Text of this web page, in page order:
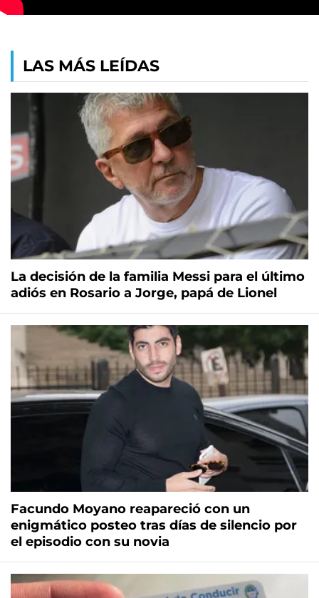
LAS MÁS LEÍDAS
La decisión de la familia Messi para el último
adiós en Rosario a Jorge, papá de Lionel
Facundo Moyano reapareció con un
enigmático posteo tras días de silencio por
el episodio con su novia